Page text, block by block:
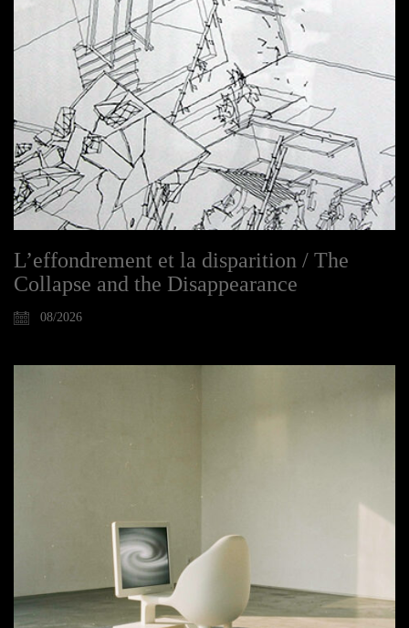
L’effondrement et la disparition / The
Collapse and the Disappearance
08/2026